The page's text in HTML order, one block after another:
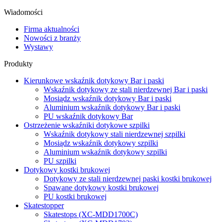
Wiadomości
Firma aktualności
Nowości z branży
Wystawy
Produkty
Kierunkowe wskaźnik dotykowy Bar i paski
Wskaźnik dotykowy ze stali nierdzewnej Bar i paski
Mosiądz wskaźnik dotykowy Bar i paski
Aluminium wskaźnik dotykowy Bar i paski
PU wskaźnik dotykowy Bar
Ostrzeżenie wskaźniki dotykowe szpilki
Wskaźnik dotykowy stali nierdzewnej szpilki
Mosiądz wskaźnik dotykowy szpilki
Aluminium wskaźnik dotykowy szpilki
PU szpilki
Dotykowy kostki brukowej
Dotykowy ze stali nierdzewnej paski kostki brukowej
Spawane dotykowy kostki brukowej
PU kostki brukowej
Skatestopper
Skatestops (XC-MDD1700C)